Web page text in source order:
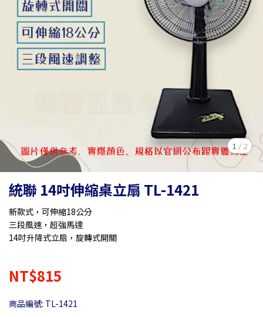
1 / 2
統聯 14吋伸縮桌立扇 TL-1421
新款式，可伸縮18公分
三段風速，超強馬達
14吋升降式立扇，旋轉式開關
NT$815
商品編號: TL-1421